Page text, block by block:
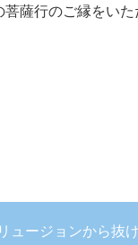
薩行のご縁をい
ュージョンから抜